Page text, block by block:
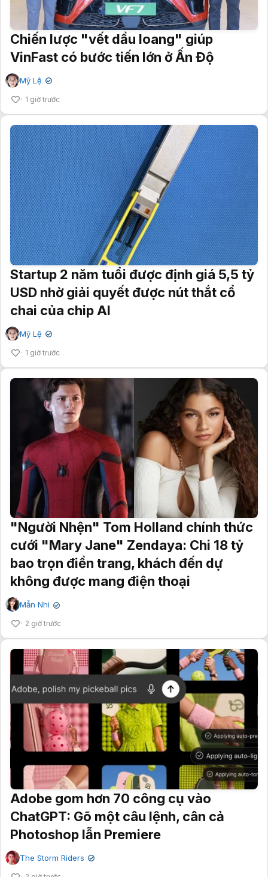
Chiến lược "vết dầu loang" giúp
VinFast có bước tiến lớn ở Ấn Độ
Mỹ Lệ ✔
1 giờ trước
Startup 2 năm tuổi được định giá 5,5 tỷ
USD nhờ giải quyết được nút thắt cổ
chai của chip AI
Mỹ Lệ ✔
1 giờ trước
"Người Nhện" Tom Holland chính thức
cưới "Mary Jane" Zendaya: Chi 18 tỷ
bao trọn điền trang, khách đến dự
không được mang điện thoại
Mẫn Nhi ✔
2 giờ trước
Adobe gom hơn 70 công cụ vào
ChatGPT: Gõ một câu lệnh, cân cả
Photoshop lẫn Premiere
The Storm Riders ✔